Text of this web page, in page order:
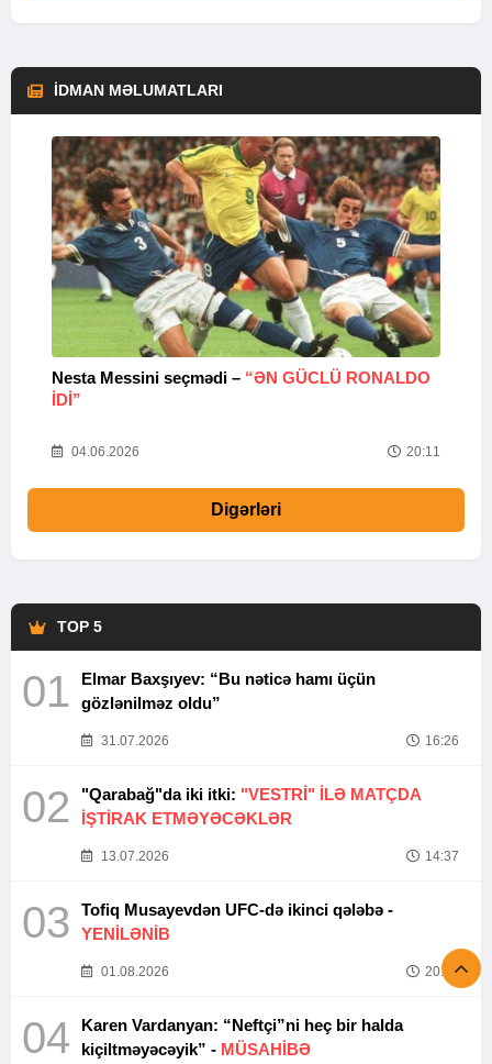
İDMAN MƏLUMATLARI
Nesta Messini seçmədi – “ƏN GÜCLÜ RONALDO
IDI”
04.06.2026 20:11
Digərləri
TOP 5
01
Elmar Baxşıyev: “Bu nəticə hamı üçün
gözlənilməz oldu”
31.07.2026 16:26
02 "Qarabağ"da iki itki: "VESTRİ" İLƏ MATÇDA
İŞTİRAK ETMƏYƏCƏKLƏR
13.07.2026 14:37
03
Tofiq Musayevdən UFC-də ikinci qələbə -
YENİLƏNİB
01.08.2026 20:52
04
Karen Vardanyan: “Neftçi”ni heç bir halda
kiçiltməyəcəyik” - MÜSAHİBƏ